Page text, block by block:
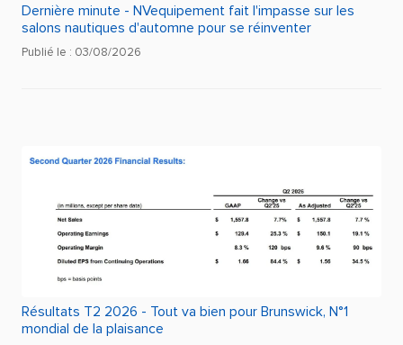
Dernière minute - NVequipement fait l'impasse sur les
salons nautiques d'automne pour se réinventer
Publié le : 03/08/2026
Résultats T2 2026 - Tout va bien pour Brunswick, N°1
mondial de la plaisance